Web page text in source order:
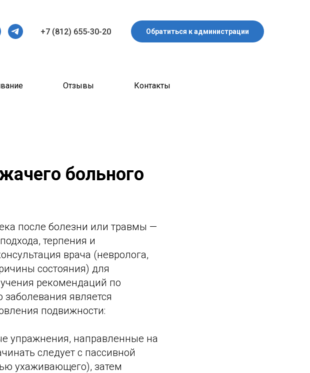
+7 (812) 655-30-20 Обратиться к администрации
Отзывы Контакты
больного
после болезни или травмы —
терпения и
врача (невролога,
состояния) для
рекомендаций по
является
подвижности:
упражнения, направленные на
следует с пассивной
ухаживающего), затем